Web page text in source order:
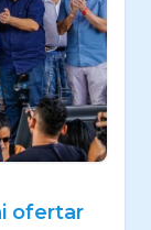
ofertar